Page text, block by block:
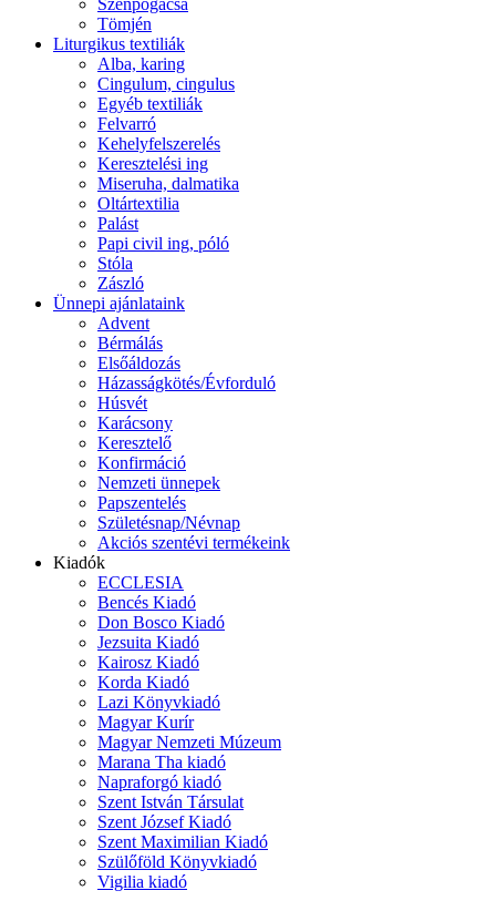
Tömjén
Liturgikus textiliák
Alba, karing
Cingulum, cingulus
Egyéb textiliák
Felvarró
Kehelyfelszerelés
Keresztelési ing
Miseruha, dalmatika
Oltártextilia
Palást
Papi civil ing, póló
Stóla
Zászló
Ünnepi ajánlataink
Advent
Bérmálás
Elsőáldozás
Házasságkötés/Évforduló
Húsvét
Karácsony
Keresztelő
Konfirmáció
Nemzeti ünnepek
Papszentelés
Születésnap/Névnap
Akciós szentévi termékeink
Kiadók
ECCLESIA
Bencés Kiadó
Don Bosco Kiadó
Jezsuita Kiadó
Kairosz Kiadó
Korda Kiadó
Lazi Könyvkiadó
Magyar Kurír
Magyar Nemzeti Múzeum
Marana Tha kiadó
Napraforgó kiadó
Szent István Társulat
Szent József Kiadó
Szent Maximilian Kiadó
Szülőföld Könyvkiadó
Vigilia kiadó